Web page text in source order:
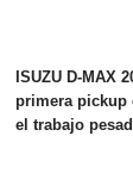
ISUZU D-MAX
primera pickup
el trabajo